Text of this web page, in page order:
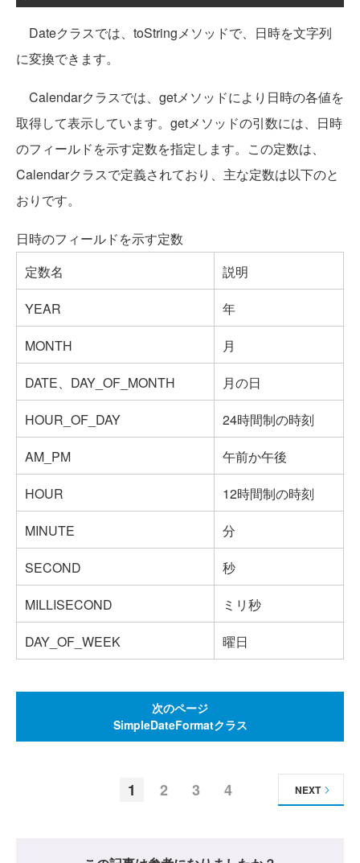
Dateクラスでは、toStringメソッドで、日時を文字列
に変換できます。
Calendarクラスでは、getメソッドにより日時の各値を
取得して表示しています。getメソッドの引数には、日時
のフィールドを示す定数を指定します。この定数は、
Calendarクラスで定義されており、主な定数は以下のと
おりです。
日時のフィールドを示す定数
定数名
説明
YEAR
年
MONTH
月
DATE、DAY_OF_MONTH
月の日
HOUR_OF_DAY
24時間制の時刻
AM_PM
午前か午後
HOUR
12時間制の時刻
MINUTE
分
SECOND
秒
MILLISECOND
ミリ秒
DAY_OF_WEEK
曜日
次のページ
SimpleDateFormatクラス
1 2 3 4 NEXT